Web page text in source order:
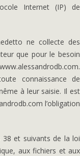
Internet (IP) de
ne collecte des
que pour le besoin
connaissance de
à leur saisie. Il est
l’obligation
et suivants de la loi
aux fichiers et aux